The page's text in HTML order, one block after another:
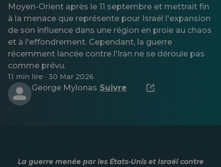
Moyen-Orient après le 11 septembre et mettrait fin
à la menace que représente pour Israël l'expansion
de son influence dans une région en proie au chaos
et à l'effondrement. Cependant, la guerre
récemment lancée contre l'Iran ne se déroule pas
comme prévu.
11 min lire · 30 Mar 2026
George Mylonas· Suivre
La guerre menée par les États-Unis et Israël contre